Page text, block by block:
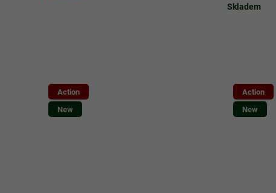
Skladem
Action
New
Action
New